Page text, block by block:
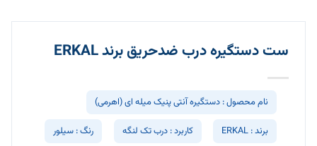
ست دستگیره درب ضدحریق برند ERKAL
نام محصول : دستگیره آنتی پنیک میله ای (اهرمی)
برند : ERKAL کاربرد : درب تک لنگه رنگ : سیلور